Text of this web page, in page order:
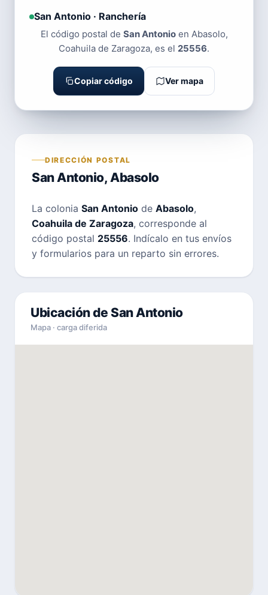
San Antonio · Ranchería
El código postal de San Antonioen Abasolo,
Coahuila de Zaragoza, es el 25556.
Copiar código Ver mapa
DIRECCIÓN POSTAL
San Antonio, Abasolo
La colonia San Antonio de Abasolo,
Coahuila de Zaragoza, corresponde al
código postal 25556. Indícalo en tus envíos
y formularios para un reparto sin errores.
Ubicación de San Antonio
Mapa · carga diferida